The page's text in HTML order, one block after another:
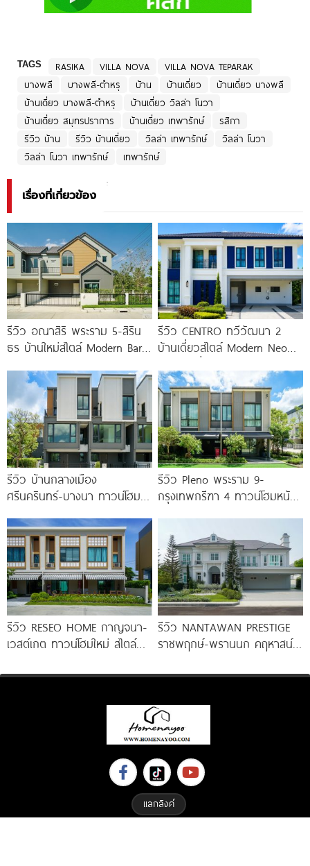
TAGS RASIKA VILLA NOVA
VILLA NOVA TEPARAK
บางพลี
บางพลี-ตำหรุ บ้าน บ้านเดี่ยว
บ้านเดี่ยว บางพลี
บ้านเดี่ยว บางพลี-ตำหรุ
บ้านเดี่ยว วิลล่า โนวา
บ้านเดี่ยว สมุทรปราการ
บ้านเดี่ยว เทพารักษ์
รสิกา
รีวิว บ้าน
รีวิว บ้านเดี่ยว วิลล่า เทพารักษ์
วิลล่า โนวา
วิลล่า โนวา เทพารักษ์
เทพารักษ์
เรื่องที่เกี่ยวข้อง
รีวิว อณาสิริ พระราม 5-สิริน
ธร บ้านใหม่สไตล์ Modern Barn
รีวิว CENTRO ทวีวัฒนา 2
บ้านเดี่ยวสไตล์ Modern Neo
รีวิว บ้านกลางเมือง
ศรีนครินทร์-บางนา ทาวน์โฮม 3
Penthouse
รีวิว Pleno พระราม 9-
กรุงเทพกรีฑา 4 ทาวน์โฮมหน้า
รีวิว RESEO HOME กาญจนา-
เวสต์เกต ทาวน์โฮมใหม่ สไตล์
ลอย* ทำเลดี
รีวิว NANTAWAN PRESTIGE
ราชพฤกษ์-พรานนก คฤหาสน์
เริ่ม
แลกลิงค์